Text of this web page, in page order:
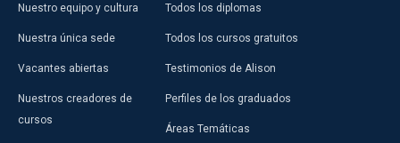
Nuestro equipo y cultura
Nuestra única sede
Vacantes abiertas
Nuestros creadores de
cursos
Todos los diplomas
Todos los cursos gratuitos
Testimonios de Alison
Perfiles de los graduados
Áreas Temáticas